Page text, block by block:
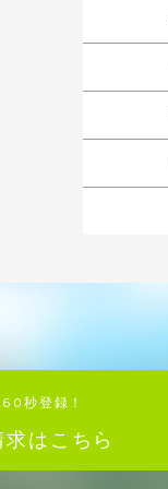
秒登録！
はこちら